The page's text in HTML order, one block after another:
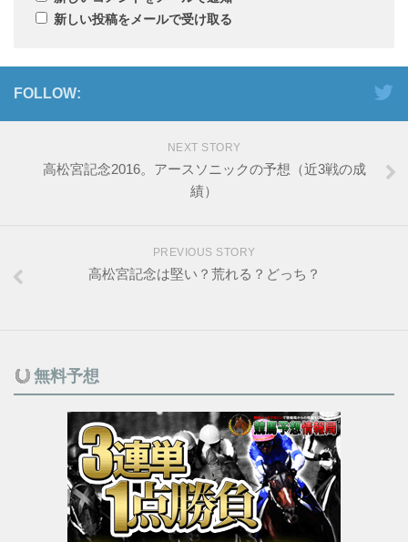
新しい投稿をメールで受け取る
FOLLOW:
NEXT STORY
高松宮記念2016。アースソニックの予想（近3戦の成
績）
PREVIOUS STORY
高松宮記念は堅い？荒れる？どっち？
無料予想